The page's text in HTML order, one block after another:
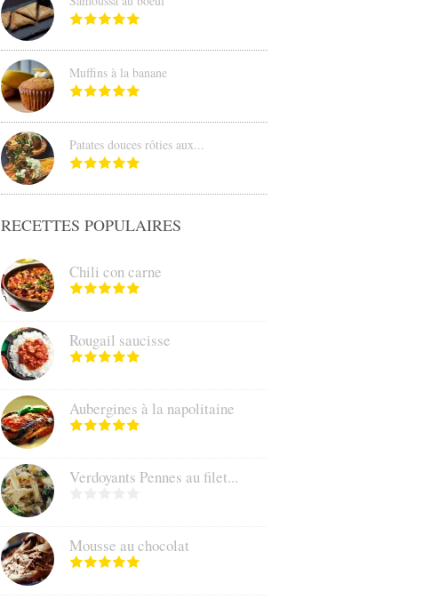
Muffins à la banane
Patates douces rôties aux...
RECETTES POPULAIRES
Chili con carne
Rougail saucisse
Aubergines à la napolitaine
Verdoyants Pennes au filet...
Mousse au chocolat